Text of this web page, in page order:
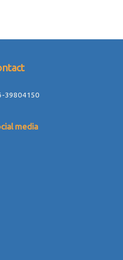
39804150
media